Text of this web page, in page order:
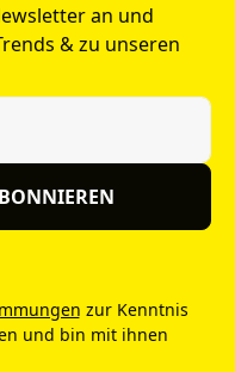
an und
& zu unseren
zur Kenntnis
und bin mit ihnen